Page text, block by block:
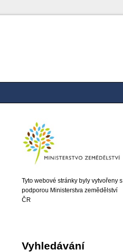
Tyto webové stránky byly vytvořeny s
podporou Ministerstva zemědělství
ČR
Vyhledávání